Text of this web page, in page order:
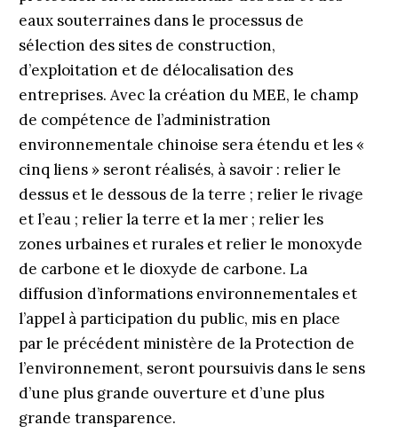
eaux souterraines dans le processus de
sélection des sites de construction,
d’exploitation et de délocalisation des
entreprises. Avec la création du MEE, le champ
de compétence de l’administration
environnementale chinoise sera étendu et les «
cinq liens » seront réalisés, à savoir : relier le
dessus et le dessous de la terre ; relier le rivage
et l’eau ; relier la terre et la mer ; relier les
zones urbaines et rurales et relier le monoxyde
de carbone et le dioxyde de carbone. La
diffusion d’informations environnementales et
l’appel à participation du public, mis en place
par le précédent ministère de la Protection de
l’environnement, seront poursuivis dans le sens
d’une plus grande ouverture et d’une plus
grande transparence.